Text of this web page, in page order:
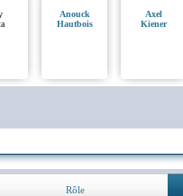
Anouck
Hautbois
Axel
Kiener
Rôle